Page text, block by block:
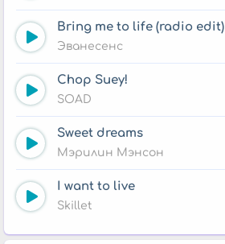
Bring me to life (radio edit)
Эванесенс
Chop Suey!
SOAD
Sweet dreams
Мэрилин Мэнсон
I want to live
Skillet